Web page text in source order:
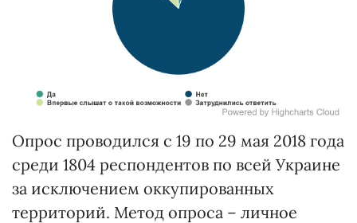
Опрос проводился с 19 по 29 мая 2018 года
среди 1804 респондентов по всей Украине
за исключением оккупированных
территорий. Метод опроса – личное